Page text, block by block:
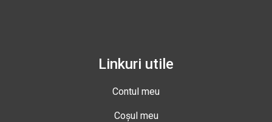
Linkuri utile
Contul meu
Coșul meu